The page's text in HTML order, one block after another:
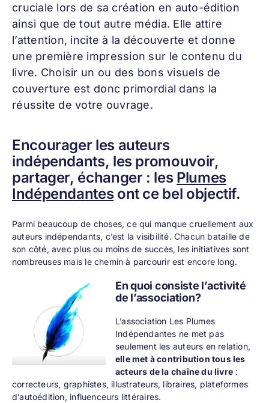
cruciale lors de sa création en auto-édition
ainsi que de tout autre média. Elle attire
l’attention, incite à la découverte et donne
une première impression sur le contenu du
livre. Choisir un ou des bons visuels de
couverture est donc primordial dans la
réussite de votre ouvrage.
Encourager les auteurs
indépendants, les promouvoir,
partager, échanger : les Plumes
Indépendantesont ce bel objectif.
Parmi beaucoup de choses, ce qui manque cruellement aux
auteurs indépendants, c’est la visibilité. Chacun bataille de
son côté, avec plus ou moins de succès, les initiatives sont
nombreuses mais le chemin à parcourir est encore long.
En quoi consiste l’activité
de l’association?
L’association Les Plumes
Indépendantes ne met pas
seulement les auteurs en relation,
elle met à contribution tous les
acteurs de la chaîne du livre :
correcteurs, graphistes, illustrateurs, libraires, plateformes
d’autoédition, influenceurs littéraires.